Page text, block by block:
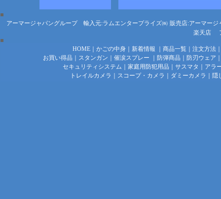
アーマージャパングループ 輸入元:ラムエンタープライズ㈱ 販売店:アーマージ
楽天店
HOME｜ かごの中身｜ 新着情報 商品一覧｜ 注文方法
お買い得品
スタンガン 催涙スプレー 防弾商品 防刃ウェア
セキュリティシステム
家庭用防犯用品 サスマタ
アラ
トレイルカメラ
スコープ・カメラ ダミーカメラ 隠